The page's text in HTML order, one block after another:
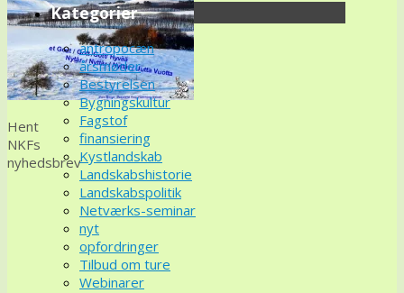
Hent
NKFs
nyhedsbrev
Kategorier
antropocæn
årsmøder
Bestyrelsen
Bygningskultur
Fagstof
finansiering
Kystlandskab
Landskabshistorie
Landskabspolitik
Netværks-seminar
nyt
opfordringer
Tilbud om ture
Webinarer